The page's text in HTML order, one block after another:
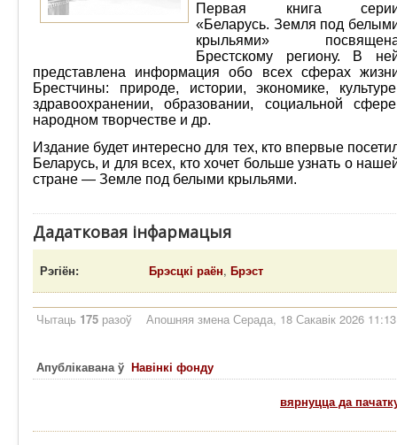
Первая книга
«Беларусь. Земля под
крыльями»
Брестскому региону. В
представлена информация обо всех сферах
Брестчины: природе, истории, экономике,
здравоохранении, образовании, социальной
народном творчестве и др.
Издание будет интересно для тех, кто впервые
Беларусь, и для всех, кто хочет больше узнать о
стране — Земле под белыми крыльями.
Дадатковая інфармацыя
Рэгіён: Брэсцкі раён,Брэст
Чытаць 175 разоў Апошняя змена Серада, 18 Сакавік 2026 11:13
Апублікавана ў Навінкі фонду
вярнуцца да